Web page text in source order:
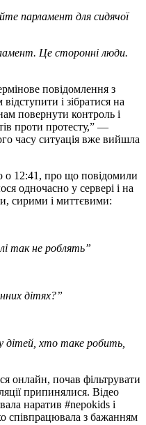
парламент для сидячої
Це сторонні люди.
повідомлення з
і зібратися на
повернути контроль і
проти протесту,” —
часу ситуація вже вийшла
о 12:41, про що повідомили
одночасно у сервері і на
сирими і миттєвими:
так не роблять”
дітях?”
хто таке робить,
онлайн, почав фільтрувати
припинялися. Відео
наратив #nepokids і
співпрацювала з бажанням